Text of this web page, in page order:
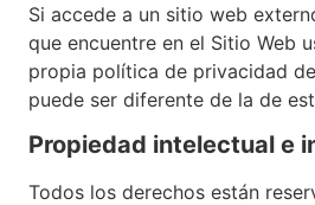
Si accede a un sitio web
que encuentre en el Sitio Web
propia política de privacidad
puede ser diferente de la de
Propiedad intelectual e
Todos los derechos están